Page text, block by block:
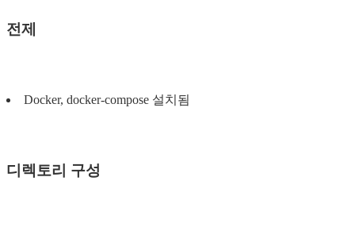
전제
Docker, docker-compose 설치됨
디렉토리 구성